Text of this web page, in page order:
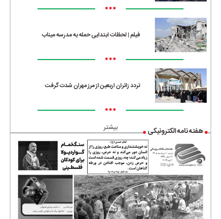
•••
فیلم | لحظات ابتدایی حمله به مدرسه میناب
•••
تردد زائران اربعین از مرز مهران شدت گرفت
•••
بیشتر هفته نامه الکترونیکی